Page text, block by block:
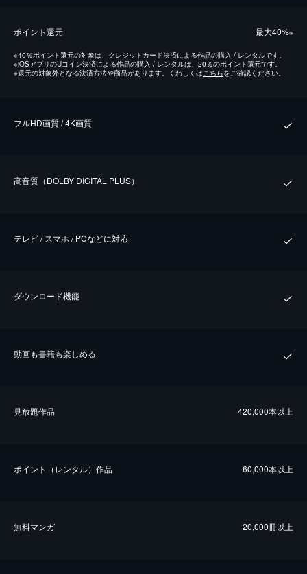
ポイント還元 最⼤40%※
※40％ポイント還元の対象は、クレジットカード決済による作品の購入 / レンタルです。
※iOSアプリのUコイン決済による作品の購入 / レンタルは、20％のポイント還元です。
※還元の対象外となる決済方法や商品があります。くわしくは こちらをご確認ください。
フルHD画質 / 4K画質
⾼⾳質（DOLBY DIGITAL PLUS）
テレビ / スマホ / PCなどに対応
ダウンロード機能
動画も書籍も楽しめる
⾒放題作品 420,000本以上
ポイント（レンタル）作品 60,000本以上
無料マンガ 20,000冊以上